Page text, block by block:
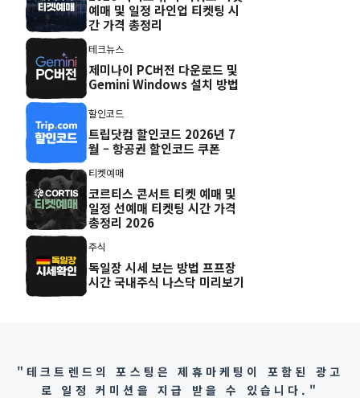
예매 및 일정 라인업 티켓팅 시
간 가격 총정리
테크뉴스
제미나이 PC버전 다운로드 및
Gemini Windows 설치 방법
할인코드
트립닷컴 할인코드 2026년 7
월 – 항공권 할인코드 쿠폰
티켓예매
코르티스 콘서트 티켓 예매 및
일정 선예매 티켓팅 시간 가격
총정리 2026
주식
독일장 시세 보는 방법 프프장
시간 국내주식 나스닥 미리보기
"테크트렌드의 포스팅은 제휴마케팅이 포함된 광고
로 일정 커미션을 지급 받을 수 있습니다."